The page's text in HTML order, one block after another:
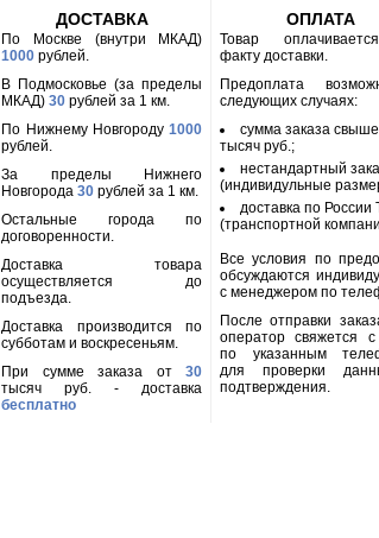
ДОСТАВКА
По Москве (внутри МКАД)
1000 рублей.
В Подмосковье (за пределы
МКАД)30 рублей за 1 км.
По Нижнему Новгороду1000
рублей.
За пределы Нижнего
Новгорода30 рублей за 1 км.
Остальные города по
договоренности.
Доставка товара
осуществляется до
подъезда.
Доставка производится по
субботам и воскресеньям.
При сумме заказа от30
тысяч руб. - доставка
бесплатно
ОПЛАТА
Товар
факту доставки.
Предоплата
следующих случаях:
сумма заказа
тысяч руб.;
нестандартный
(индивидульные
доставка по России
(транспортной
Все условия по
обсуждаются
с менеджером по
После отправки
оператор свяжется
по указанным
для проверки
подтверждения.